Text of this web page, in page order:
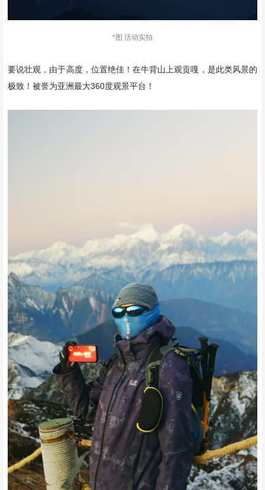
*图 活动实拍
要说壮观，由于高度，位置绝佳！在牛背山上观贡嘎，是此类风景的
极致！被誉为亚洲最大360度观景平台！